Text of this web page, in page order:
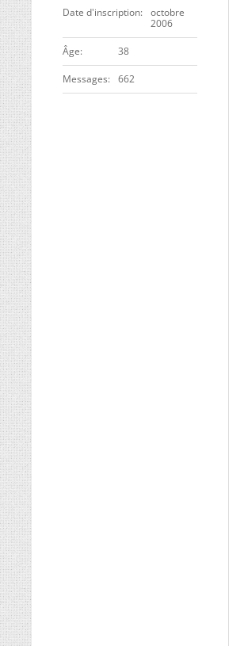
Date d'inscription
octobre
2006
ge 38
Messages 662